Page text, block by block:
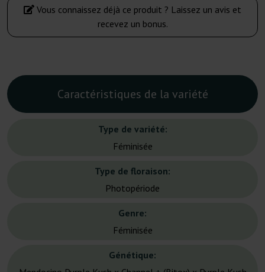
Vous connaissez déjà ce produit ? Laissez un avis et
recevez un bonus.
Caractéristiques de la variété
Type de variété:
Féminisée
Type de floraison:
Photopériode
Genre:
Féminisée
Génétique: